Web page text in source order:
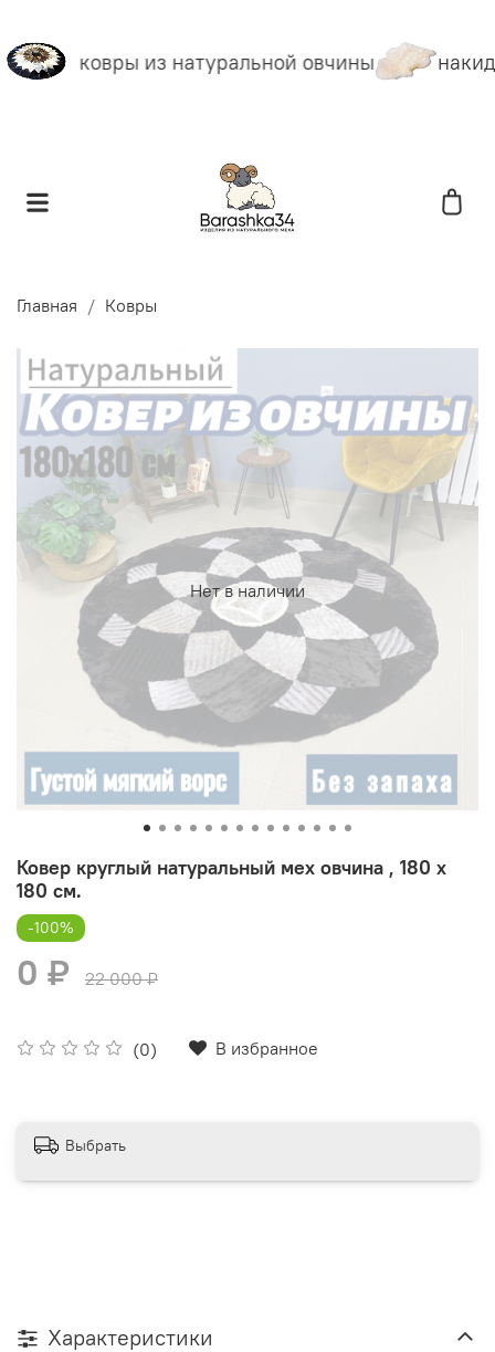
ковры из натуральной овчины
Главная Ковры
Нет в наличии
Ковер круглый натуральный мех овчина , 180 х
180 см.
(0) В избранное
-100%
0 ₽ 22 000 ₽
Выбрать
Характеристики